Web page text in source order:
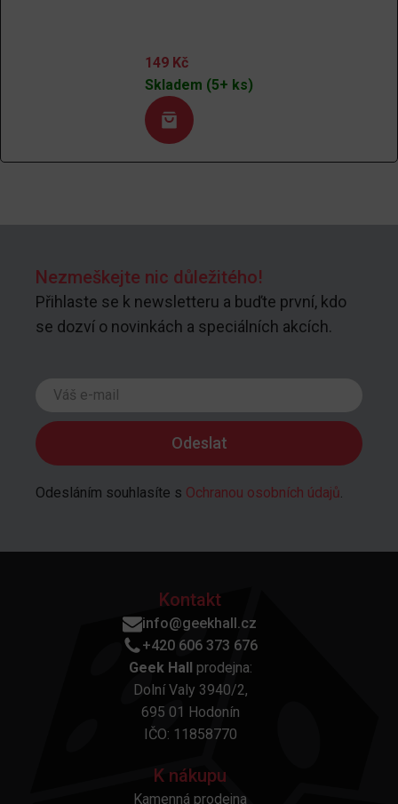
149 Kč
Skladem (5+ ks)
Nezmeškejte nic důležitého!
Přihlaste se k newsletteru a buďte první, kdo
se dozví o novinkách a speciálních akcích.
Odesláním souhlasíte s Ochranou osobních údajů.
Kontakt
info@geekhall.cz
+420 606 373 676
Geek Hall
prodejna:
Dolní Valy 3940/2,
695 01 Hodonín
IČO: 11858770
K nákupu
Kamenná prodejna